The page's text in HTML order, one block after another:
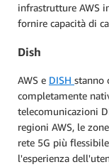
infrastrutture AWS
fornire capacità di
Dish
AWS e DISH stanno
completamente
telecomunicazioni
regioni AWS, le
rete 5G più
l'esperienza